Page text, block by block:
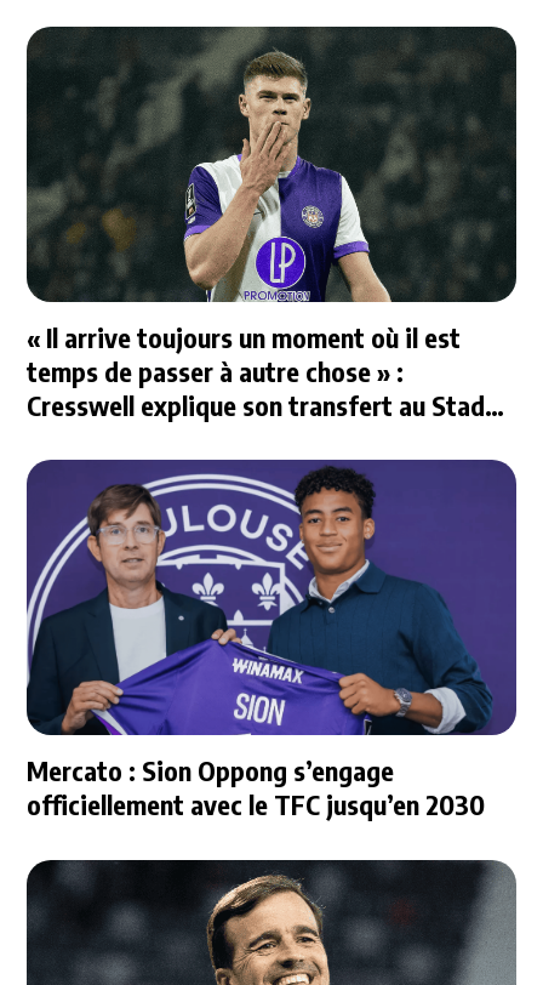
« Il arrive toujours un moment où il est
temps de passer à autre chose » :
Cresswell explique son transfert au Stade
Mercato : Sion Oppong s’engage
officiellement avec le TFC jusqu’en 2030